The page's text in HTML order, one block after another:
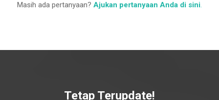
Masih ada pertanyaan? Ajukan pertanyaan Anda di sini.
Tetap Terupdate!